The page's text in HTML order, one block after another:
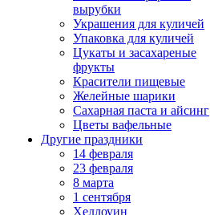
вырубки
Украшения для куличей
Упаковка для куличей
Цукаты и засахареные
фрукты
Красители пищевые
Желейные шарики
Сахарная паста и айсинг
Цветы вафельные
Другие праздники
14 февраля
23 февраля
8 марта
1 сентября
Хеллоуин